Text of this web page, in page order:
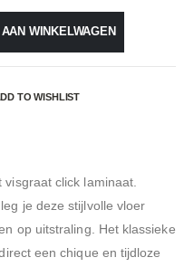
WINKELWAGEN
TO WISHLIST
click laminaat.
je deze stijlvolle vloer
op uitstraling. Het klassieke
een chique en tijdloze